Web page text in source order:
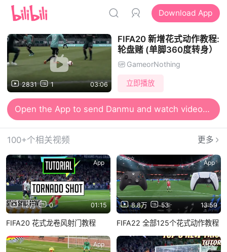
Download App
2831 1 03:06
FIFA20 新增花式动作教程:
轮盘赌 (单脚360度转身）
GameorNothing
立即播放
Open the App to send Danmu and watch videos together
100+个相关视频 更多
1.2万 0 01:15
App
FIFA20 花式龙卷风射门教程
8.8万 53 13:59
App
FIFA22 全部125个花式动作教程
App App